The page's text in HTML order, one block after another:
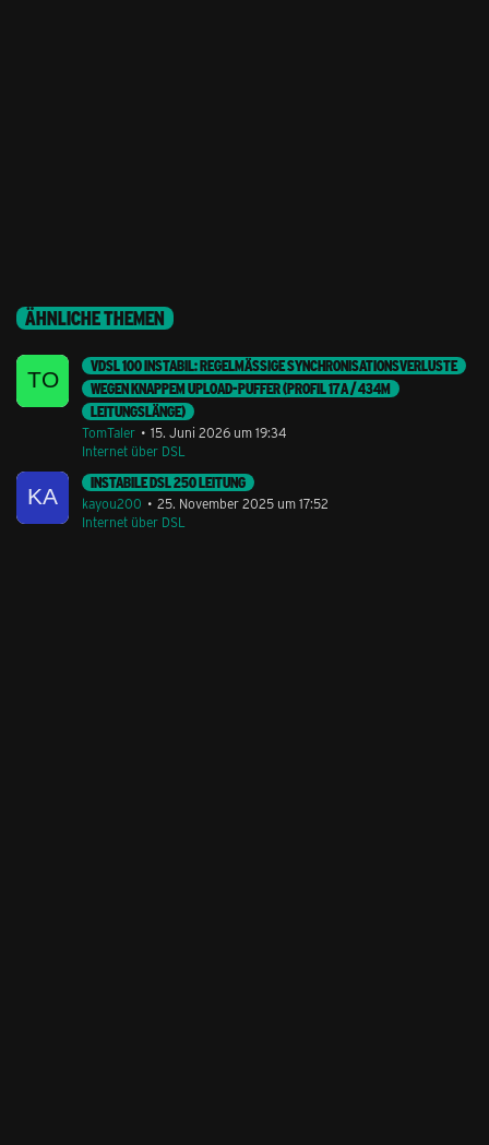
ÄHNLICHE THEMEN
VDSL 100 INSTABIL: REGELMÄSSIGE SYNCHRONISATIONSVERLUSTE W
EGEN KNAPPEM UPLOAD-PUFFER (PROFIL 17A / 434M L
EITUNGSLÄNGE)
TomTaler
15. Juni 2026 um 19:34
Internet über DSL
INSTABILE DSL 250 LEITUNG
kayou200
25. November 2025 um 17:52
Internet über DSL